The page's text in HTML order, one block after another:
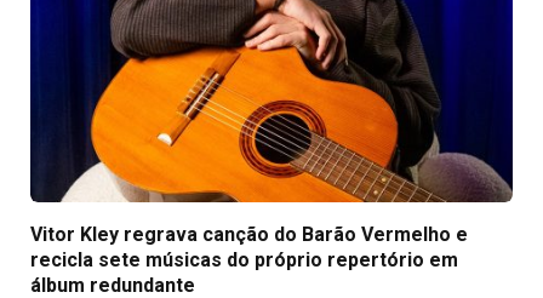
Vitor Kley regrava canção do Barão Vermelho e
recicla sete músicas do próprio repertório em
álbum redundante